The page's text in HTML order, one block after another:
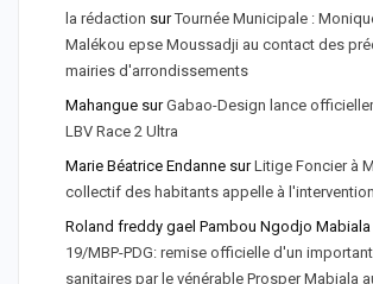
la rédaction surTournée Municipale :
Malékou epse Moussadji au contact des
mairies d'arrondissements
Mahangue surGabao-Design lance
LBV Race 2 Ultra
Marie Béatrice Endanne surLitige Foncier à
collectif des habitants appelle à
Roland freddy gael Pambou Ngodjo Mabiala
19/MBP-PDG: remise officielle d'un
sanitaires par le vénérable Prosper Mabiala